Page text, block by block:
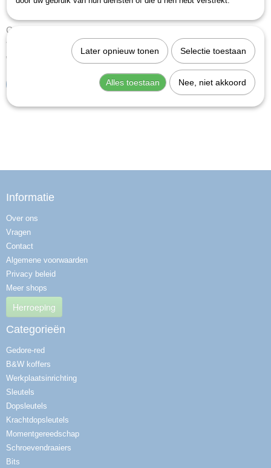
Gedore S 2032-05 (1729071)
Adapter-set 1/4" - 3/4", 5-delig.Omschrijvingset met…
€ 44,74
Informatie
Over ons
Vragen
Contact
Algemene voorwaarden
Privacy beleid
Meer shops
Herroeping
Categorieën
Gedore-red
B&W koffers
Werkplaatsinrichting
Sleutels
Dopsleutels
Krachtdopsleutels
Momentgereedschap
Schroevendraaiers
Bits
Later opnieuw tonen Selectie toestaan
Alles toestaan Nee, niet akkoord